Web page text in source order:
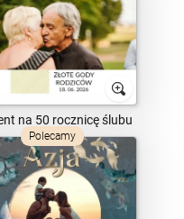
na 50 rocznicę ślubu
Polecamy